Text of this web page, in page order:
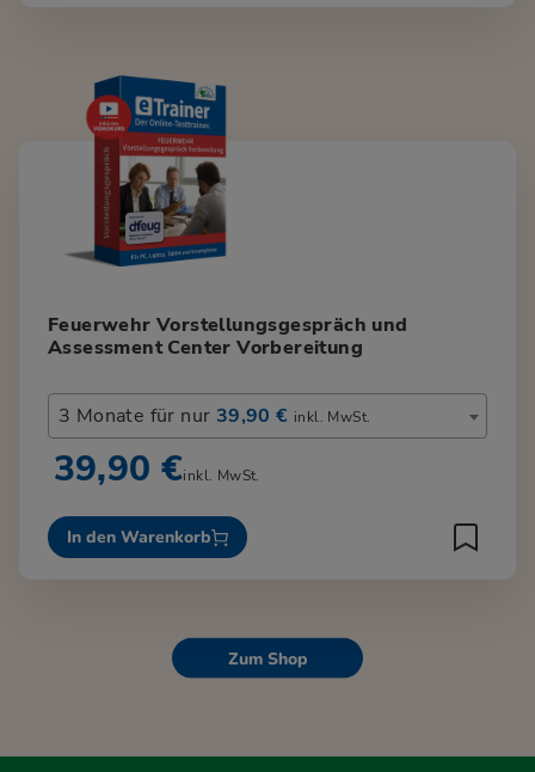
Feuerwehr Vorstellungsgespräch und
Assessment Center Vorbereitung
3 Monate für nur 39,90 € inkl. MwSt.
39,90 €inkl. MwSt.
In den Warenkorb
Zum Shop